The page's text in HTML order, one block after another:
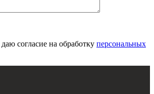
согласие на обработку персональных